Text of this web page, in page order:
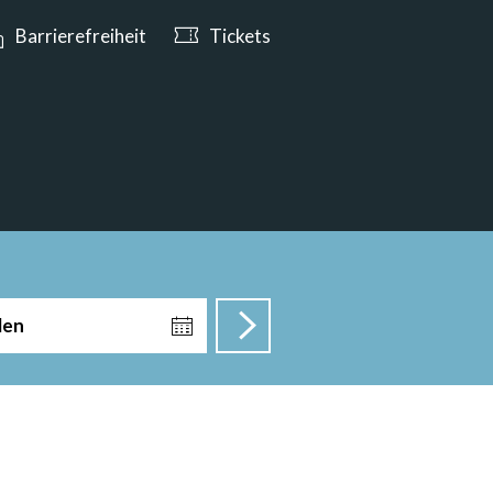
17:00 Uhr geöffnet
Barrierefreiheit Tickets